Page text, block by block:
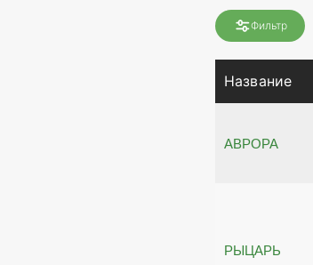
Фильтр
Название
АВРОРА
РЫЦАРЬ